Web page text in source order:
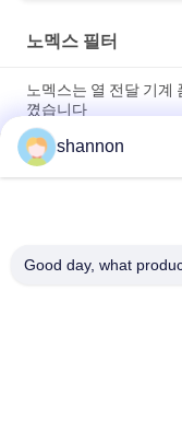
노멕스 필터
노멕스는 열 전달 기계
꼈습니다
짠 것이 아닌 니들-펀치
과포
분진 분리를 위한 고온
shannon
Good day, what